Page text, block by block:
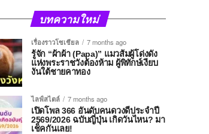
บทความใหม่
เรื่องราวโซเชียล
7 months ago
รู้จัก “ผ้าผ้า (Papa)” แมวส้มผู้โด่งดัง
แห่งพระราชวังต้องห้าม ผู้พิทักษ์เงียบ
งันใต้ชายคาทอง
ไลฟ์สไตล์
7 months ago
เปิดโพล 366 อันดับคนดวงดีประจำปี
2569/2026 ฉบับญี่ปุ่น เกิดวันไหน? มา
เช็คกันเลย!